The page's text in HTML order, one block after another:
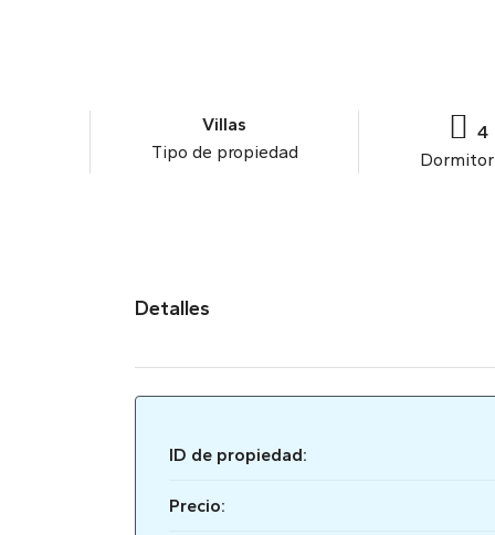
Villas
Tipo de propiedad
4
Detalles
ID de propiedad:
Precio: